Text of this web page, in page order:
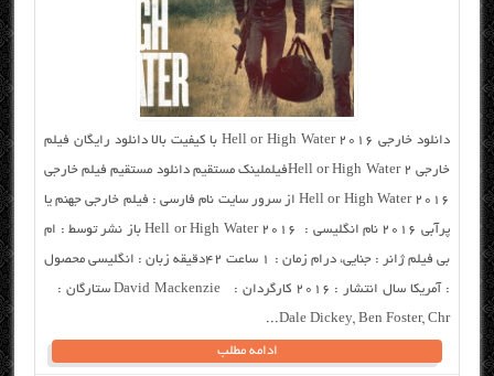
دانلود خارجی Hell or High Water 2016 با کیفیت بالا دانلود رایگان فیلم
خارجی Hell or High Water ۲فیلملینک مستقیم دانلود مستقیم فیلم خارجی
Hell or High Water 2016 از سرور سایت نام فارسی : فیلم خارجی جهنم یا
پرآبی ۲۰۱۶ نام انگلیسی : Hell or High Water 2016 باز نشر توسط : ام
بی فیلم ژانر : جنایی، درام زمان : ۱ ساعت ۴۲دقیقه زبان : انگلیسی محصول
: آمریکا سال انتشار : ۲۰۱۶ کارگردان : David Mackenzie ستارگان :
Dale Dickey, Ben Foster, Chr...
ادامه مطلب